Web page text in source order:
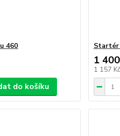
460
do košíku
Startér
1
1 157 Kč